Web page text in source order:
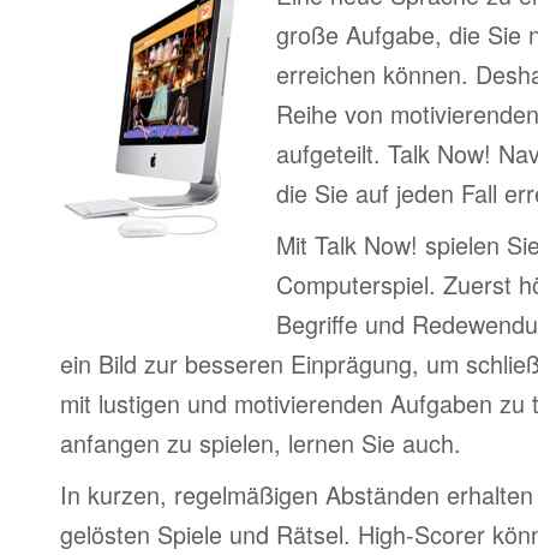
große Aufgabe, die Sie
erreichen können.
Reihe von
aufgeteilt. Talk Now!
die Sie auf jeden Fall
Mit Talk Now! spielen
Computerspiel. Zuerst
Begriffe und
ein Bild zur besseren Einprägung, um
mit lustigen und motivierenden Aufgaben zu
anfangen zu spielen, lernen Sie auch.
In kurzen, regelmäßigen Abständen
gelösten Spiele und Rätsel. High-Scorer